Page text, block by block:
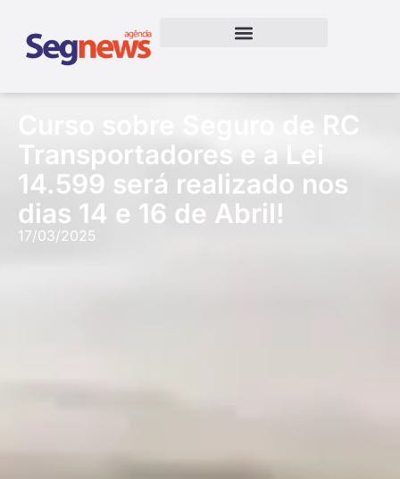
Curso sobre Seguro de RC
Transportadores e a Lei
14.599 será realizado nos
dias 14 e 16 de Abril!
17/03/2025